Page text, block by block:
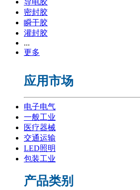
密封胶
瞬干胶
灌封胶
...
更多
应用市场
电子电气
一般工业
医疗器械
交通运输
LED照明
包装工业
产品类别